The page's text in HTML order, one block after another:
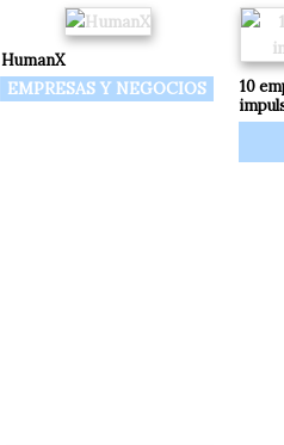
HumanX
EMPRESAS Y NEGOCIOS
10